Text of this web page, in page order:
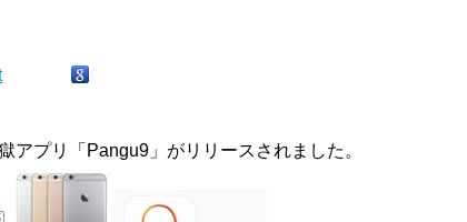
アプリ「Pangu9」がリリースされました。